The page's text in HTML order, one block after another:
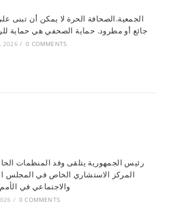
الجمعية.الصحافة الحرة لا يمكن أن تبنى
2026 / 0 COMMENTS
رئيس الجمهورية يتلقى وفد المنظمات
المركز الاستشاري الخاص في المجلس
والاجتماعي في
/ 0 COMMENTS